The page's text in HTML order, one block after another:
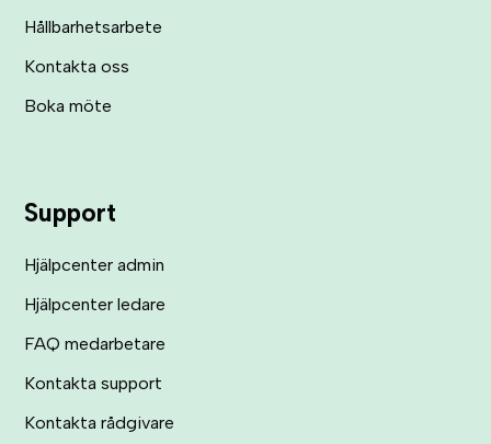
Hållbarhetsarbete
Kontakta oss
Boka möte
Support
Hjälpcenter admin
Hjälpcenter ledare
FAQ medarbetare
Kontakta support
Kontakta rådgivare